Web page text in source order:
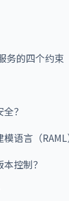
务的四个约束
？
语言（RAML
控制？